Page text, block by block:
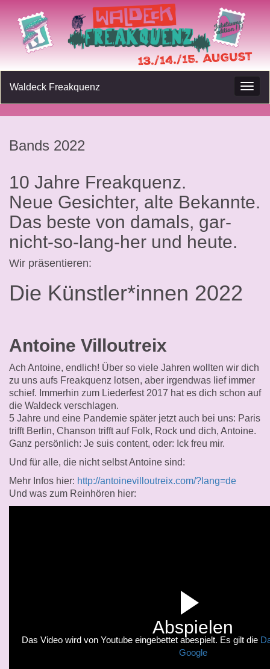
Waldeck Freakquenz
Bands 2022
10 Jahre Freakquenz.
Neue Gesichter, alte Bekannte.
Das beste von damals, gar-
nicht-so-lang-her und heute.
Wir präsentieren:
Die Künstler*innen 2022
Antoine Villoutreix
Ach Antoine, endlich! Über so viele Jahren wollten wir dich
zu uns aufs Freakquenz lotsen, aber irgendwas lief immer
schief. Immerhin zum Liederfest 2017 hat es dich schon auf
die Waldeck verschlagen.
5 Jahre und eine Pandemie später jetzt auch bei uns: Paris
trifft Berlin, Chanson trifft auf Folk, Rock und dich, Antoine.
Ganz persönlich: Je suis content, oder: Ick freu mir.
Und für alle, die nicht selbst Antoine sind:
Mehr Infos hier: http://antoinevilloutreix.com/?lang=de
Und was zum Reinhören hier:
Abspielen
Das Video wird von Youtube eingebettet abespielt. Es gilt die
Google